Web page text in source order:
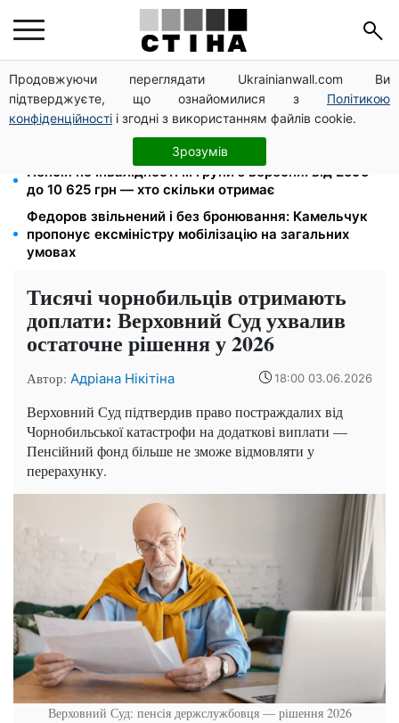
Продовжуючи переглядати Ukrainianwall.com Ви
підтверджуєте, що ознайомилися з Політикою
конфіденційності і згодні з використанням файлів cookie.
Зрозумів
Метро прийматиме киян до тривоги, але без
наметів: Бондаренко назвав правила
120 000 грн на авто: компенсацію для ветеранів
хочуть поширити на III групу інвалідності
Пенсія по інвалідності III групи з вересня: від 2595
до 10 625 грн — хто скільки отримає
Федоров звільнений і без бронювання: Камельчук
пропонує ексміністру мобілізацію на загальних
умовах
Тисячі чорнобильців отримають
доплати: Верховний Суд ухвалив
остаточне рішення у 2026
Автор: Адріана Нікітіна 18:00 03.06.2026
Верховний Суд підтвердив право постраждалих від
Чорнобильської катастрофи на додаткові виплати —
Пенсійний фонд більше не зможе відмовляти у
перерахунку.
Верховний Суд: пенсія держслужбовця — рішення 2026